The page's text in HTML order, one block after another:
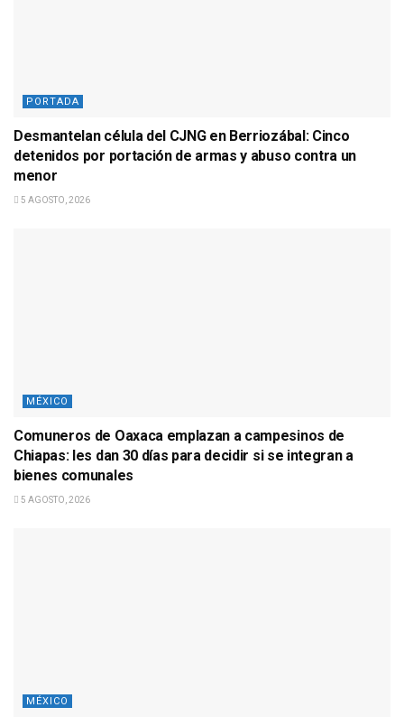
PORTADA
Desmantelan célula del CJNG en Berriozábal: Cinco
detenidos por portación de armas y abuso contra un
menor
5 AGOSTO, 2026
MÉXICO
Comuneros de Oaxaca emplazan a campesinos de
Chiapas: les dan 30 días para decidir si se integran a
bienes comunales
5 AGOSTO, 2026
MÉXICO